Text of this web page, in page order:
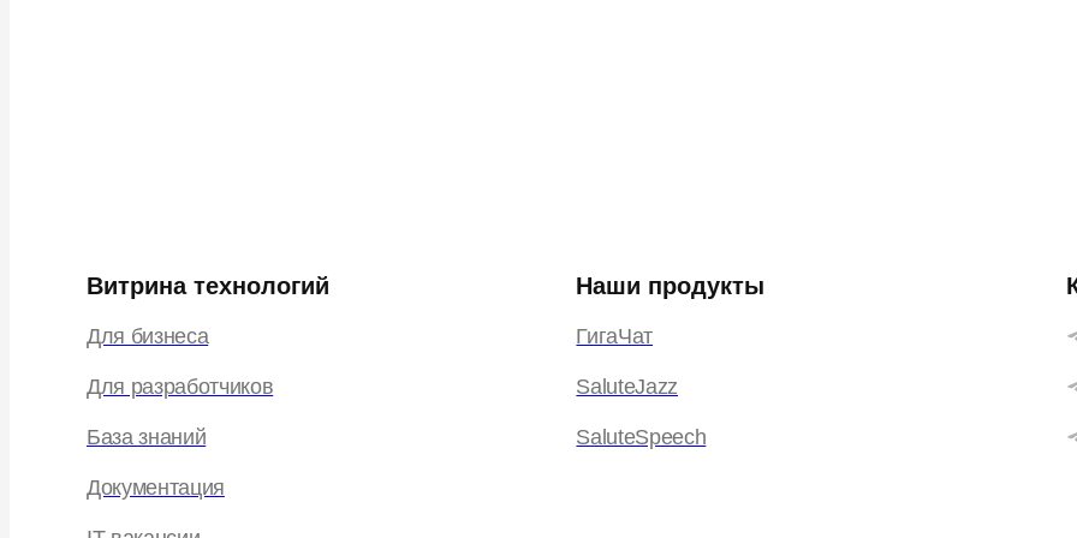
Витрина технологий
Для бизнеса
Для разработчиков
База знаний
Документация
Наши продукты
ГигаЧат
SaluteJazz
SaluteSpeech